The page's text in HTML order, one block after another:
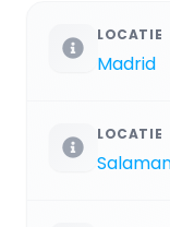
LOCATIE
Madrid
LOCATIE